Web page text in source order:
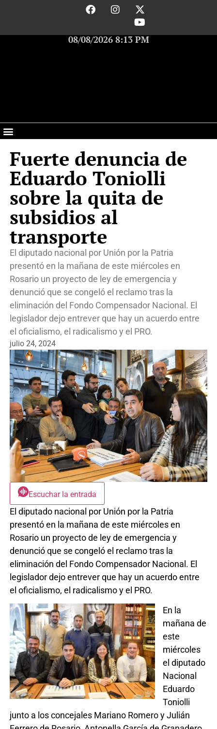
08/08/2026 8:13 PM
Fuerte denuncia de
Eduardo Toniolli
sobre la quita de
subsidios al
transporte
El diputado nacional por Unión por la Patria
presentó en la mañana de este miércoles en
Rosario un proyecto de ley de emergencia y
denunció que se congeló el reclamo tras la
eliminación del Fondo Compensador Nacional. El
legislador dejo entrever que hay un acuerdo entre
el oficialismo, el radicalismo y el PRO.
julio 24, 2024
Escuchar la entrada
El diputado nacional por Unión por la Patria
presentó en la mañana de este miércoles en
Rosario un proyecto de ley de emergencia y
denunció que se congeló el reclamo tras la
eliminación del Fondo Compensador Nacional. El
legislador dejo entrever que hay un acuerdo entre
el oficialismo, el radicalismo y el PRO.
En la
mañana de
este
miércoles
el diputado
Nacional
Eduardo
Toniolli
junto a los concejales Mariano Romero y Julián